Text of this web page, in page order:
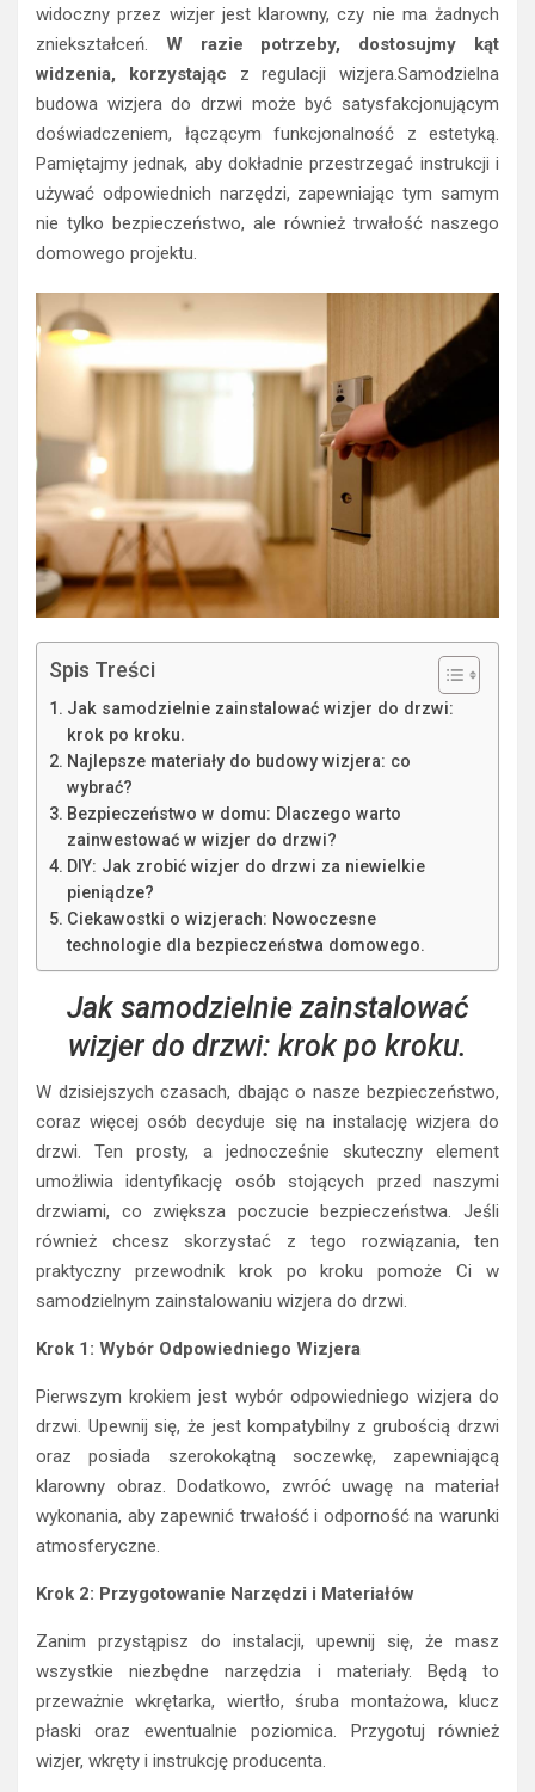
widoczny przez wizjer jest klarowny, czy nie ma żadnych
zniekształceń. W razie potrzeby, dostosujmy kąt
widzenia, korzystając z regulacji wizjera.Samodzielna
budowa wizjera do drzwi może być satysfakcjonującym
doświadczeniem, łączącym funkcjonalność z estetyką.
Pamiętajmy jednak, aby dokładnie przestrzegać instrukcji i
używać odpowiednich narzędzi, zapewniając tym samym
nie tylko bezpieczeństwo, ale również trwałość naszego
domowego projektu.
Spis Treści
Jak samodzielnie zainstalować wizjer do drzwi:
krok po kroku.
Najlepsze materiały do budowy wizjera: co
wybrać?
Bezpieczeństwo w domu: Dlaczego warto
zainwestować w wizjer do drzwi?
DIY: Jak zrobić wizjer do drzwi za niewielkie
pieniądze?
Ciekawostki o wizjerach: Nowoczesne
technologie dla bezpieczeństwa domowego.
Jak samodzielnie zainstalować
wizjer do drzwi: krok po kroku.
W dzisiejszych czasach, dbając o nasze bezpieczeństwo,
coraz więcej osób decyduje się na instalację wizjera do
drzwi. Ten prosty, a jednocześnie skuteczny element
umożliwia identyfikację osób stojących przed naszymi
drzwiami, co zwiększa poczucie bezpieczeństwa. Jeśli
również chcesz skorzystać z tego rozwiązania, ten
praktyczny przewodnik krok po kroku pomoże Ci w
samodzielnym zainstalowaniu wizjera do drzwi.
Krok 1: Wybór Odpowiedniego Wizjera
Pierwszym krokiem jest wybór odpowiedniego wizjera do
drzwi. Upewnij się, że jest kompatybilny z grubością drzwi
oraz posiada szerokokątną soczewkę, zapewniającą
klarowny obraz. Dodatkowo, zwróć uwagę na materiał
wykonania, aby zapewnić trwałość i odporność na warunki
atmosferyczne.
Krok 2: Przygotowanie Narzędzi i Materiałów
Zanim przystąpisz do instalacji, upewnij się, że masz
wszystkie niezbędne narzędzia i materiały. Będą to
przeważnie wkrętarka, wiertło, śruba montażowa, klucz
płaski oraz ewentualnie poziomica. Przygotuj również
wizjer, wkręty i instrukcję producenta.